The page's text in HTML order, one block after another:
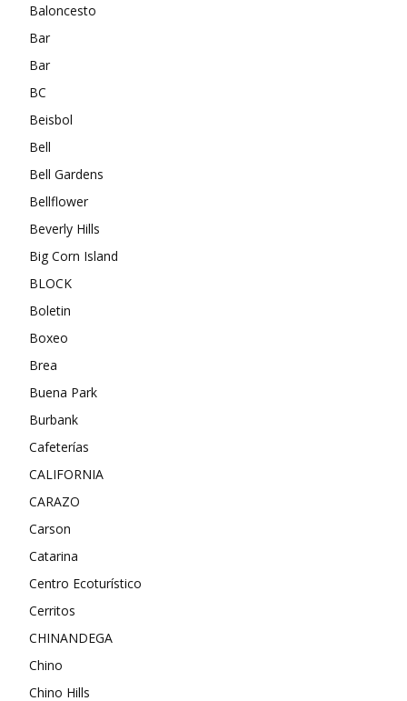
Baloncesto
Bar
Bar
BC
Beisbol
Bell
Bell Gardens
Bellflower
Beverly Hills
Big Corn Island
BLOCK
Boletin
Boxeo
Brea
Buena Park
Burbank
Cafeterías
CALIFORNIA
CARAZO
Carson
Catarina
Centro Ecoturístico
Cerritos
CHINANDEGA
Chino
Chino Hills